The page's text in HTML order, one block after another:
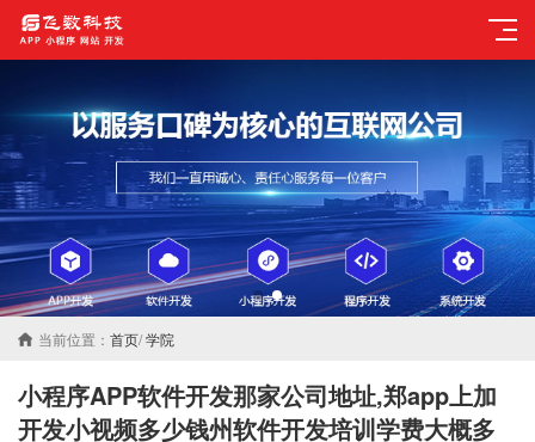
当前位置： 首页/学院
小程序APP软件开发那家公司地址,郑app上加
开发小视频多少钱州软件开发培训学费大概多